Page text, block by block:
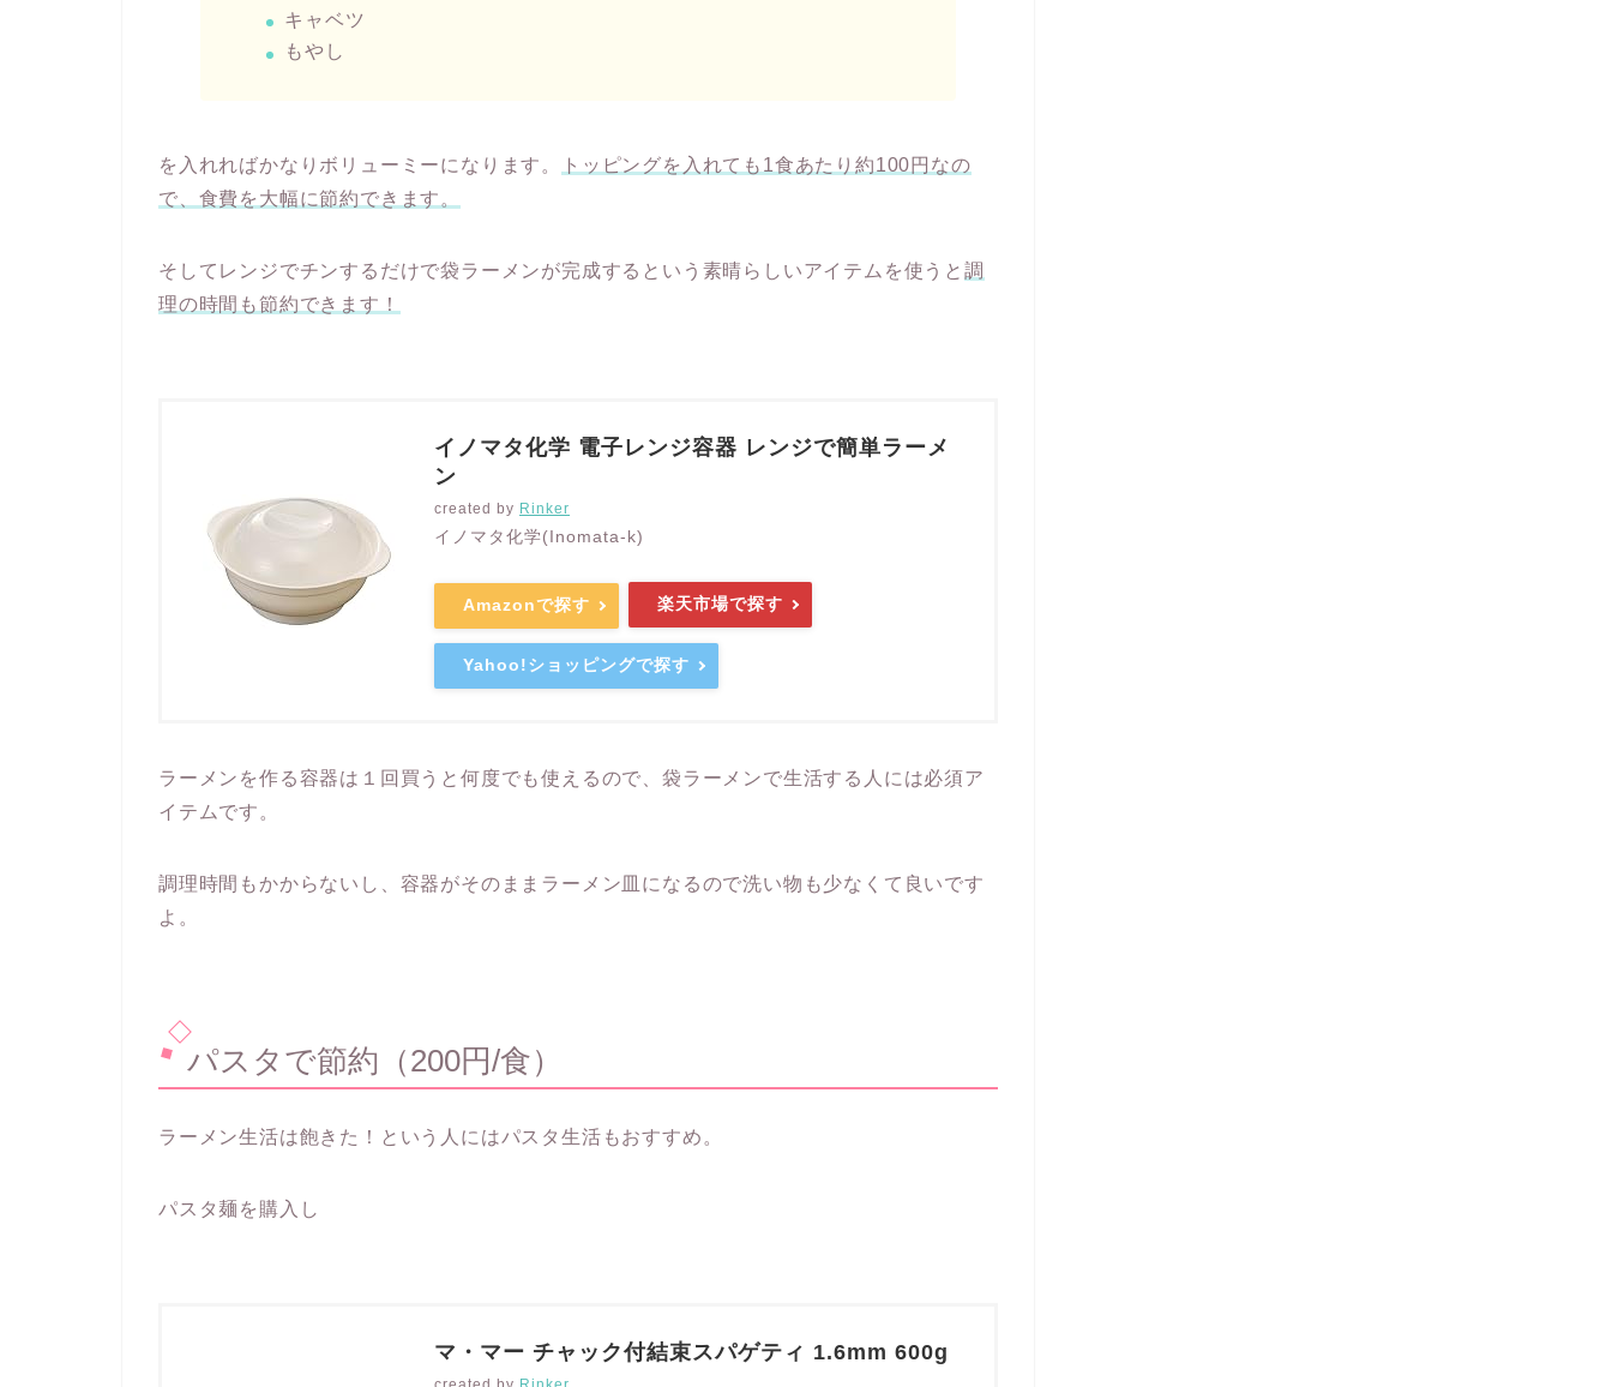
キャベツ
もやし
を入れればかなりボリューミーになります。
トッピングを入れても1食あたり約100円なの
で、食費を大幅に節約できます。
そしてレンジでチンするだけで袋ラーメンが完成するという素晴らしいアイテムを使うと 調
理の時間も節約できます！
イノマタ化学 電子レンジ容器 レンジで簡単ラーメ
ン
created by Rinker
イノマタ化学(Inomata-k)
Amazonで探す 楽天市場で探す
Yahoo!ショッピングで探す
ラーメンを作る容器は１回買うと何度でも使えるので、袋ラーメンで生活する人には必須ア
イテムです。
調理時間もかからないし、容器がそのままラーメン皿になるので洗い物も少なくて良いです
よ。
パスタで節約（200円/食）
ラーメン生活は飽きた！という人にはパスタ生活もおすすめ。
パスタ麺を購入し
マ・マー チャック付結束スパゲティ 1.6mm 600g